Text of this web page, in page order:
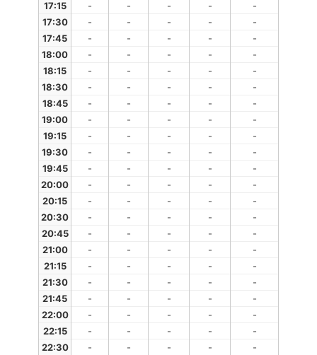
17:15
- - - -
-
17:30
- - - -
-
17:45
- - - -
-
18:00
- - - -
-
18:15
- - - -
-
18:30
- - - -
-
18:45
- - - -
-
19:00
- - - -
-
19:15
- - - -
-
19:30
- - - -
-
19:45
- - - -
-
20:00
- - - -
-
20:15
- - - -
-
20:30
- - - -
-
20:45
- - - -
-
21:00
- - - -
-
21:15
- - - -
-
21:30
- - - -
-
21:45
- - - -
-
22:00
- - - -
-
22:15
- - - -
-
22:30
- - - -
-